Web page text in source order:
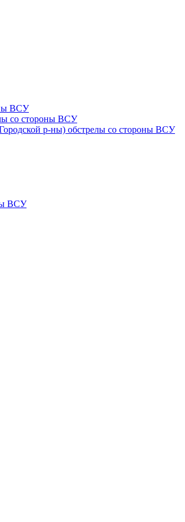
ВСУ
со стороны ВСУ
р-ны) обстрелы со стороны ВСУ
ВСУ